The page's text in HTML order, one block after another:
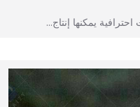
يمكنها إنتاج…